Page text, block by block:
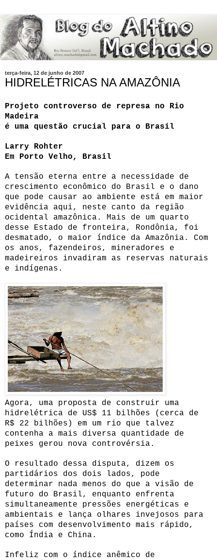
terça-feira, 12 de junho de 2007
HIDRELÉTRICAS NA AMAZÔNIA
Projeto controverso de represa no Rio
Madeira
é uma questão crucial para o Brasil
Larry Rohter
Em Porto Velho, Brasil
A tensão eterna entre a necessidade de
crescimento econômico do Brasil e o dano
que pode causar ao ambiente está em maior
evidência aqui, neste canto da região
ocidental amazônica. Mais de um quarto
desse Estado de fronteira, Rondônia, foi
desmatado, o maior índice da Amazônia. Com
os anos, fazendeiros, mineradores e
madeireiros invadiram as reservas naturais
e indígenas.
Agora, uma proposta de construir uma
hidrelétrica de US$ 11 bilhões (cerca de
R$ 22 bilhões) em um rio que talvez
contenha a mais diversa quantidade de
peixes gerou nova controvérsia.
O resultado dessa disputa, dizem os
partidários dos dois lados, pode
determinar nada menos do que a visão de
futuro do Brasil, enquanto enfrenta
simultaneamente pressões energéticas e
ambientais e lança olhares invejosos para
países com desenvolvimento mais rápido,
como Índia e China.
Infeliz com o índice anêmico de